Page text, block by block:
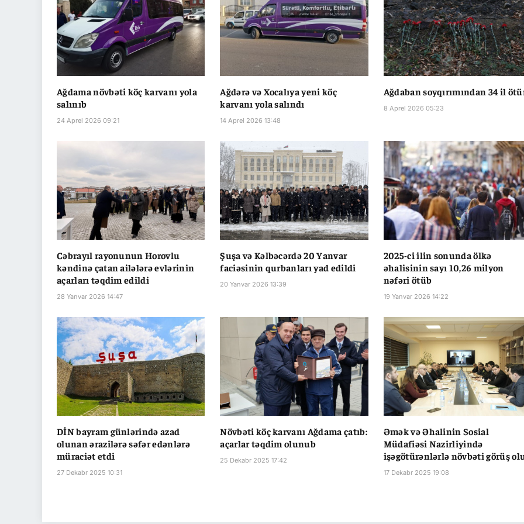
Ağdama növbəti köç karvanı yola
salınıb
24 Aprel 2026 09:21
Ağdərə və Xocalıya yeni köç
karvanı yola salındı
14 Aprel 2026 13:48
Ağdaban soyqırımından 34 il
8 Aprel 2026 05:23
Cəbrayıl rayonunun Horovlu
kəndinə çatan ailələrə evlərinin
açarları təqdim edildi
28 Yanvar 2026 14:47
Şuşa və Kəlbəcərdə 20 Yanvar
faciəsinin qurbanları yad edildi
20 Yanvar 2026 13:39
2025-ci ilin sonunda ölkə
əhalisinin sayı 10,26 milyon
nəfəri ötüb
19 Yanvar 2026 14:22
DİN bayram günlərində azad
olunan ərazilərə səfər edənlərə
müraciət etdi
27 Dekabr 2025 10:31
Növbəti köç karvanı Ağdama çatıb:
açarlar təqdim olunub
25 Dekabr 2025 17:42
Əmək və Əhalinin Sosial
Müdafiəsi Nazirliyində
işəgötürənlərlə növbəti görüş
17 Dekabr 2025 19:08